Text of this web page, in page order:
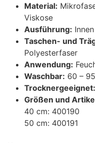
Material:
Viskose
Ausführung:
Taschen- und
Polyesterfaser
Anwendung:
Waschbar: 60 –
Trocknergeeignet:
Größen und
40 cm: 400190
50 cm: 400191